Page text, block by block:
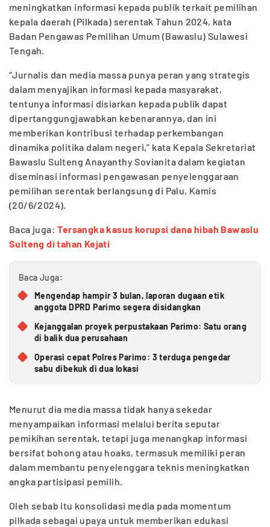
meningkatkan informasi kepada publik terkait pemilihan
kepala daerah (Pilkada) serentak Tahun 2024, kata
Badan Pengawas Pemilihan Umum (Bawaslu) Sulawesi
Tengah.
“Jurnalis dan media massa punya peran yang strategis
dalam menyajikan informasi kepada masyarakat,
tentunya informasi disiarkan kepada publik dapat
dipertanggungjawabkan kebenarannya, dan ini
memberikan kontribusi terhadap perkembangan
dinamika politika dalam negeri,” kata Kepala Sekretariat
Bawaslu Sulteng Anayanthy Sovianita dalam kegiatan
diseminasi informasi pengawasan penyelenggaraan
pemilihan serentak berlangsung di Palu, Kamis
(20/6/2024).
Baca juga:Tersangka kasus korupsi dana hibah Bawaslu
Sulteng di tahan Kejati
Baca Juga:
Mengendap hampir 3 bulan, laporan dugaan etik
anggota DPRD Parimo segera disidangkan
Kejanggalan proyek perpustakaan Parimo: Satu orang
di balik dua perusahaan
Operasi cepat Polres Parimo: 3 terduga pengedar
sabu dibekuk di dua lokasi
Menurut dia media massa tidak hanya sekedar
menyampaikan informasi melalui berita seputar
pemikihan serentak, tetapi juga menangkap informasi
bersifat bohong atau hoaks, termasuk memiliki peran
dalam membantu penyelenggara teknis meningkatkan
angka partisipasi pemilih.
Oleh sebab itu konsolidasi media pada momentum
pilkada sebagai upaya untuk memberikan edukasi